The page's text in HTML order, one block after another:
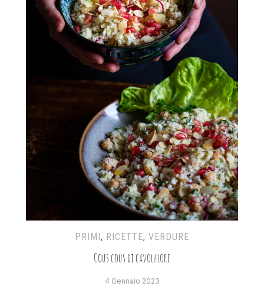
PRIMI, RICETTE, VERDURE
Cous cous di cavolfiore
4 Gennaio 2023